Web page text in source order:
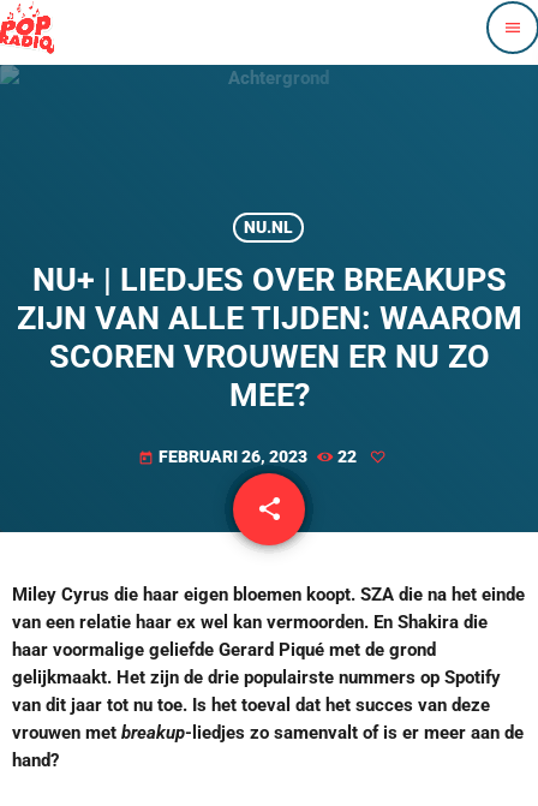
menu
NU.NL
NU+ | LIEDJES OVER BREAKUPS
ZIJN VAN ALLE TIJDEN: WAAROM
SCOREN VROUWEN ER NU ZO
MEE?
today FEBRUARI 26, 2023 22
share
email
Miley Cyrus die haar eigen bloemen koopt. SZA die na het einde
van een relatie haar ex wel kan vermoorden. En Shakira die
haar voormalige geliefde Gerard Piqué met de grond
gelijkmaakt. Het zijn de drie populairste nummers op Spotify
van dit jaar tot nu toe. Is het toeval dat het succes van deze
vrouwen met breakup-liedjes zo samenvalt of is er meer aan de
hand?